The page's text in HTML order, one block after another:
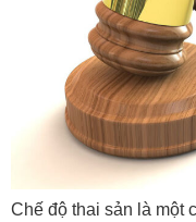
Chế độ thai sản là một